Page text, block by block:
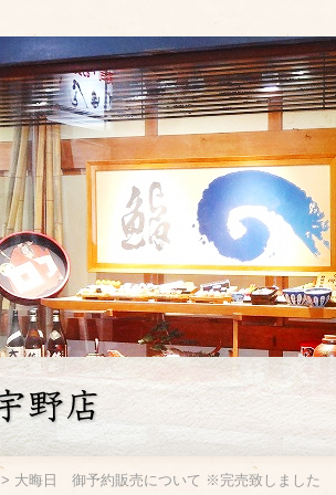
> 大晦日 御予約販売について ※完売致しました